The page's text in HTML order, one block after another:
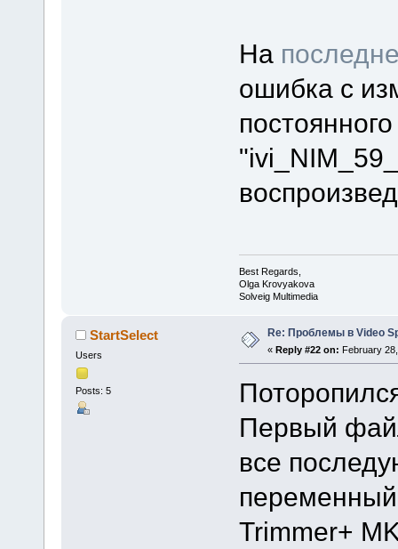
На
ошибка с
Best Regards,
Olga Krovyakova
Solveig Multimedia
StartSelect
Users
Posts: 5
Re: Проблемы в Video
« Reply #22 on: February
Первый
все
Trimmer+